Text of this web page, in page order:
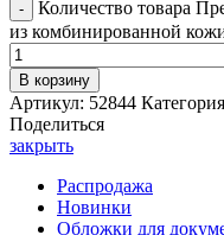
Количество товара
из комбинированной
В корзину
Артикул: 52844
Поделиться
закрыть
Распродажа
Новинки
Обложки для